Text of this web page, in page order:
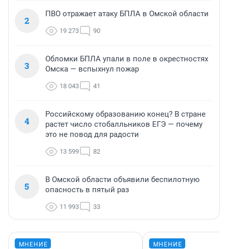
2
ПВО отражает атаку БПЛА в Омской области
19 273 90
3
Обломки БПЛА упали в поле в окрестностях
Омска — вспыхнул пожар
18 043 41
4
Российскому образованию конец? В стране
растет число стобалльников ЕГЭ — почему
это не повод для радости
13 599 82
5
В Омской области объявили беспилотную
опасность в пятый раз
11 993 33
МНЕНИЕ МНЕНИЕ